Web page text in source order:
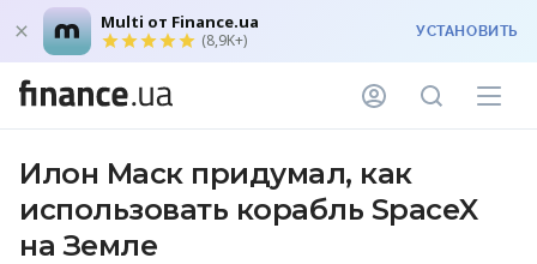
Multi от Finance.ua
(8,9K+) УСТАНОВИТЬ
Илон Маск придумал, как
использовать корабль SpaceX
на Земле